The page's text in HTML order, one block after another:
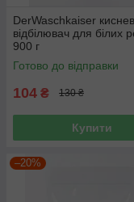
DerWaschkaiser
відбілювач для білих
900 г
Готово до відправки
104 ₴ 130 ₴
Купити
–20%